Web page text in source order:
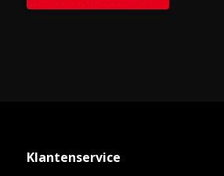
Klantenservice